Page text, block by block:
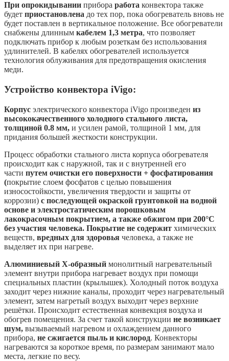
При опрокидывании прибора работа конвектора также
будет приостановлена до тех пор, пока обогреватель вновь не
будет поставлен в вертикальное положение. Все обогреватели
снабжены длинным кабелем 1,3 метра, что позволяет
подключать прибор к любым розеткам без использования
удлинителей. В кабелях обогревателей используется
технология облуживания для предотвращения окисления
меди.
Устройство конвектора iVigo:
Корпус электрического конвектора iVigo произведен из
высококачественного холодного стального листа,
толщиной 0.8 мм, и усилен рамой, толщиной 1 мм, для
придания большей жесткости конструкции.
Процесс обработки стального листа корпуса обогревателя
происходит как с наружной, так и с внутренней его
части путем очистки его поверхности + фосфатирования
(покрытие слоем фосфатов с целью повышения
износостойкости, увеличения твердости и защиты от
коррозии) с последующей окраской грунтовкой на водной
основе и электростатическим порошковым
лакокрасочным покрытием, а также обжигом при 200°C
без участия человека. Покрытие не содержит химических
веществ, вредных для здоровья человека, а также не
выделяет их при нагреве.
Алюминиевый Х-образный монолитный нагревательный
элемент внутри прибора нагревает воздух при помощи
специальных пластин (крылышек). Холодный поток воздуха
заходит через нижние каналы, проходит через нагревательный
элемент, затем нагретый воздух выходит через верхние
решётки. Происходит естественная конвекция воздуха и
обогрев помещения. За счет такой конструкции не возникает
шум, вызываемый нагревом и охлаждением данного
прибора, не сжигается пыль и кислород. Конвекторы
нагреваются за короткое время, по размерам занимают мало
места, легкие по весу.